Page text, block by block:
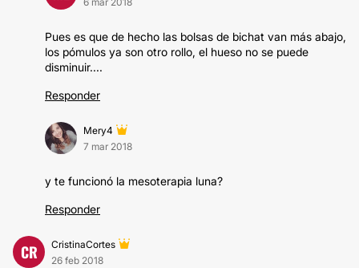
Pues es que de hecho las bolsas de bichat van más abajo,
los pómulos ya son otro rollo, el hueso no se puede
disminuir....
Responder
Mery4
7 mar 2018
y te funcionó la mesoterapia luna?
Responder
CR
CristinaCortes
26 feb 2018